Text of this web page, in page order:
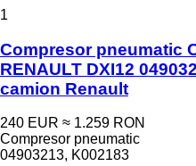
1
Compresor pneumatic
RENAULT DXI12
camion Renault
240 EUR ≈ 1.259 RON
Compresor pneumatic
04903213, K002183